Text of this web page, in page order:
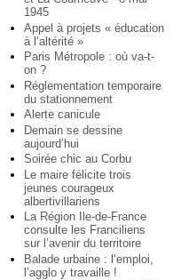
1945
Appel à projets « éducation
à l’altérité »
Paris Métropole : où va-t-
on ?
Réglementation temporaire
du stationnement
Alerte canicule
Demain se dessine
aujourd’hui
Soirée chic au Corbu
Le maire félicite trois
jeunes courageux
albertivillariens
La Région Ile-de-France
consulte les Franciliens
sur l’avenir du territoire
Balade urbaine : l’emploi,
l’agglo y travaille !